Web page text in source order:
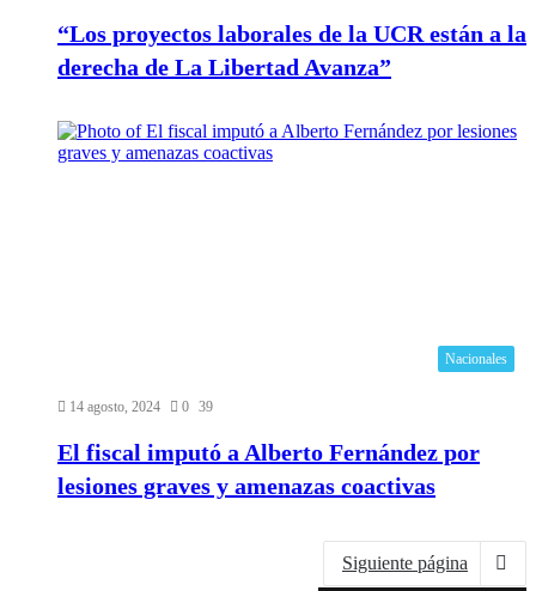
“Los proyectos laborales de la UCR están a la
derecha de La Libertad Avanza”
Nacionales
14 agosto, 2024 0 39
El fiscal imputó a Alberto Fernández por
lesiones graves y amenazas coactivas
Siguiente página